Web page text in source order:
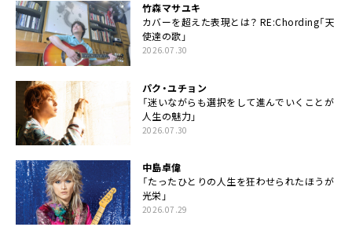
竹森マサユキ
カバーを超えた表現とは？ RE:Chording「天
使達の歌」
2026.07.30
パク・ユチョン
「迷いながらも選択をして進んでいくことが
人生の魅力」
2026.07.30
中島卓偉
「たったひとりの人生を狂わせられたほうが
光栄」
2026.07.29